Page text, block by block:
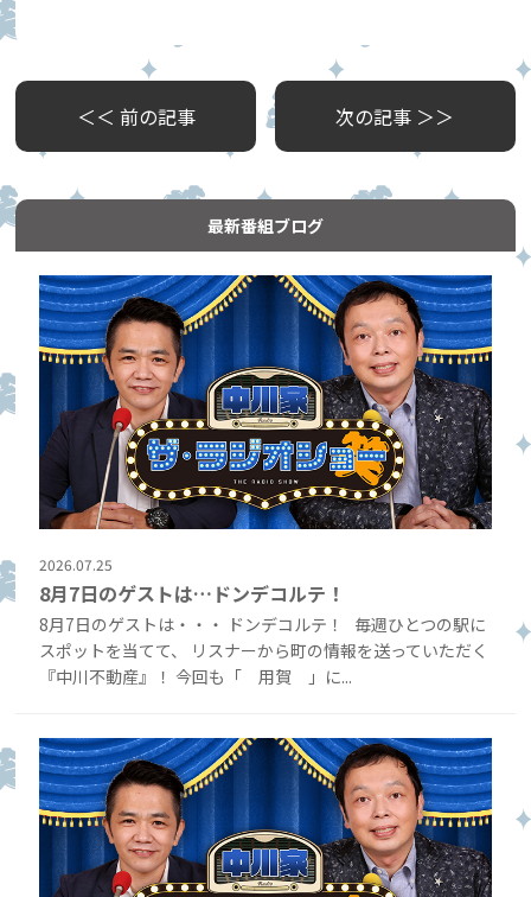
＜＜ 前の記事 次の記事 ＞＞
最新番組ブログ
2026.07.25
8月7日のゲストは…ドンデコルテ！
8月7日のゲストは・・・ ドンデコルテ！ 毎週ひとつの駅に
スポットを当てて、 リスナーから町の情報を送っていただく
『中川不動産』！ 今回も「 用賀 」に...